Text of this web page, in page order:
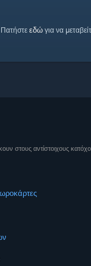
Πατήστε εδώ για να
αντίστοιχους